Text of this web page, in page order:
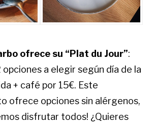
ofrece su “Plat du Jour”:
opciones a elegir según día de la
+ café por 15€. Este
ofrece opciones sin alérgenos,
disfrutar todos! ¿Quieres